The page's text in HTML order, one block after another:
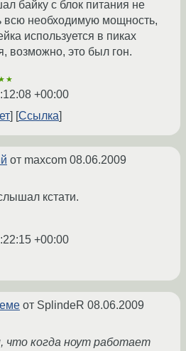
байку с блок питания не
всю необходимую мощность,
используется в пиках
возможно, это был гон.
+00:00
Ссылка
от maxcom 08.06.2009
кстати.
+00:00
от SplindeR 08.06.2009
что когда ноут работает